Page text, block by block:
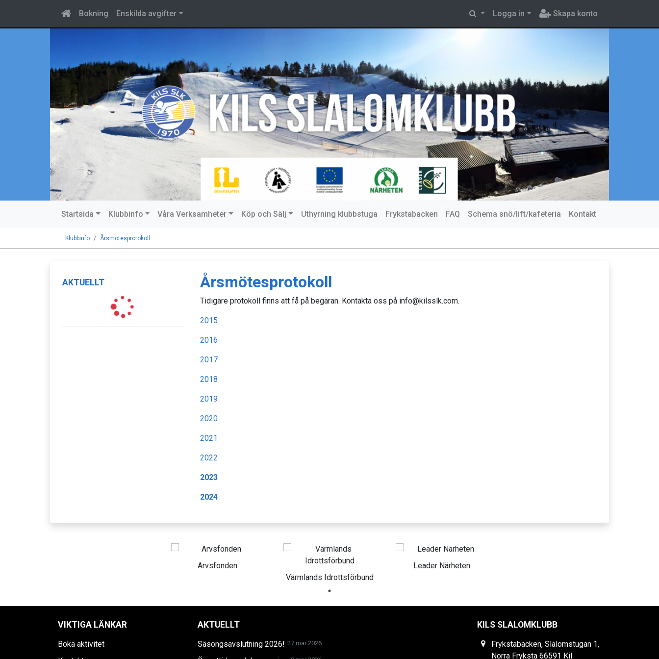
Bokning Enskilda avgifter Logga in Skapa konto
Startsida Klubbinfo Våra Verksamheter Köp och Sälj Uthyrning klubbstuga Frykstabacken FAQ Schema snö/lift/kafeteria Kontakt
Klubbinfo Årsmötesprotokoll
AKTUELLT Årsmötesprotokoll
Tidigare protokoll finns att få på begäran. Kontakta oss på info@kilsslk.com.
2015
2016
2017
2018
2019
2020
2021
2022
2023
2024
Arvsfonden
Värmlands Idrottsförbund
Leader Närheten
VIKTIGA LÄNKAR
Boka aktivitet
AKTUELLT
Säsongsavslutning 2026! 27 mar 2026
KILS SLALOMKLUBB
Frykstabacken, Slalomstugan 1,
Norra Fryksta 66591 Kil